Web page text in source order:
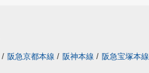
/ 阪急京都本線 / 阪神本線 / 阪急宝塚本線